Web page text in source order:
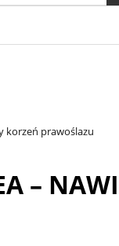
korzeń prawoślazu
–